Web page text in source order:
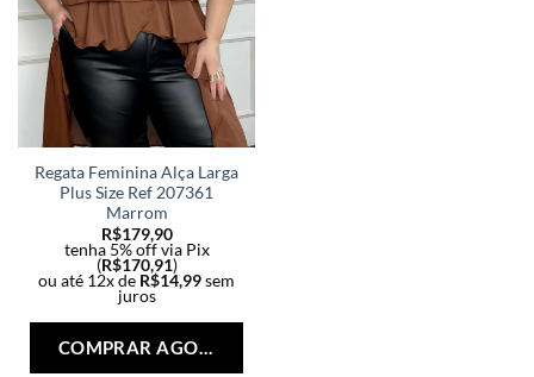
Regata Feminina Alça Larga
Plus Size Ref 207361
Marrom
R$179,90
tenha 5% off via Pix
(R$170,91)
ou até 12x de R$14,99sem
juros
COMPRAR AGORA